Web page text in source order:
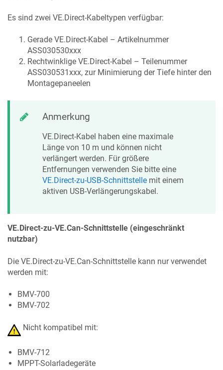
Es sind zwei VE.Direct-Kabeltypen verfügbar:
Gerade VE.Direct-Kabel – Artikelnummer
ASS030530xxx
Rechtwinklige VE.Direct-Kabel – Teilenummer
ASS030531xxx, zur Minimierung der Tiefe hinter den
Montagepaneelen
Anmerkung
VE.Direct-Kabel haben eine maximale
Länge von 10 m und können nicht
verlängert werden. Für größere
Entfernungen verwenden Sie bitte eine
VE.Direct-zu-USB-Schnittstelle mit einem
aktiven USB-Verlängerungskabel.
VE.Direct-zu-VE.Can-Schnittstelle (eingeschränkt
nutzbar)
Die VE.Direct-zu-VE.Can-Schnittstelle kann nur verwendet
werden mit:
BMV-700
BMV-702
Nicht kompatibel mit:
BMV-712
MPPT-Solarladegeräte